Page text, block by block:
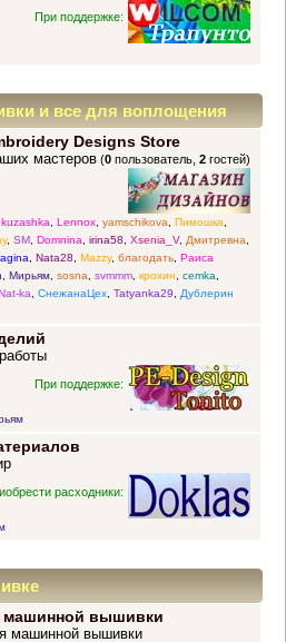
При поддержке:
и все для воплощения
Designs Store
(0 пользователь,2 гостей)
мастеров
kuzashka, Lennox, yamschikova, Пимошка,
, SM, Domnina, irina58, Xsenia_V, Дмитревна,
, Nata28, Mazzy, благодать, Раиса
, Мирьям, sosna, svmmm, крохин, cemka,
ka, СнежанаЦех, Tatyanka29, Дублерин
При поддержке:
расходники:
машинной вышивки
машинной вышивки